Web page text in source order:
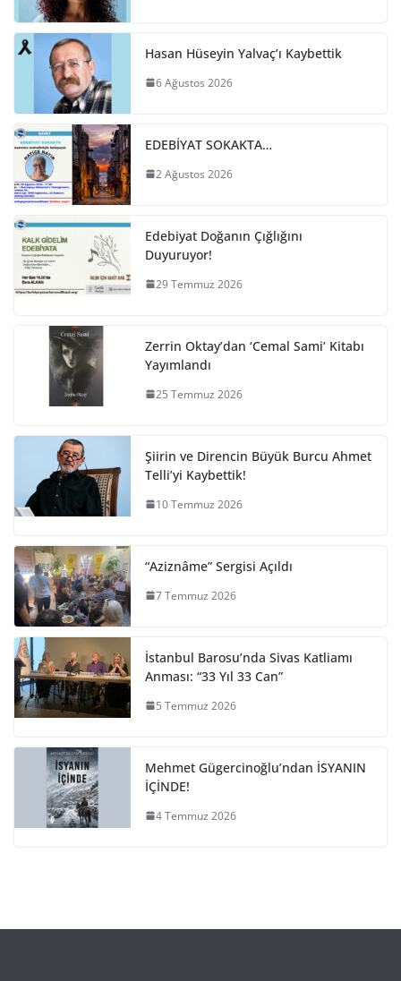
Hasan Hüseyin Yalvaç’ı Kaybettik
6 Ağustos 2026
EDEBİYAT SOKAKTA…
2 Ağustos 2026
Edebiyat Doğanın Çığlığını
Duyuruyor!
29 Temmuz 2026
Zerrin Oktay’dan ‘Cemal Sami’ Kitabı
Yayımlandı
25 Temmuz 2026
Şiirin ve Direncin Büyük Burcu Ahmet
Telli’yi Kaybettik!
10 Temmuz 2026
“Aziznâme” Sergisi Açıldı
7 Temmuz 2026
İstanbul Barosu’nda Sivas Katliamı
Anması: “33 Yıl 33 Can”
5 Temmuz 2026
Mehmet Gügercinoğlu’ndan İSYANIN
İÇİNDE!
4 Temmuz 2026